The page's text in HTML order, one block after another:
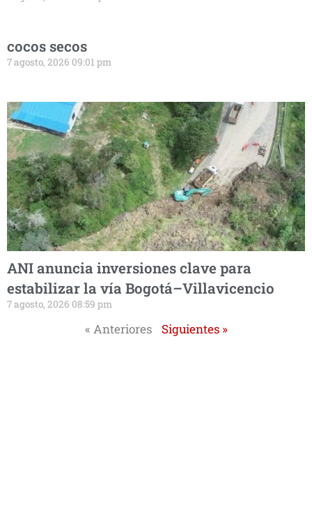
cocos secos
7 agosto, 2026 09:01 pm
ANI anuncia inversiones clave para
estabilizar la vía Bogotá–Villavicencio
7 agosto, 2026 08:59 pm
« Anteriores Siguientes »